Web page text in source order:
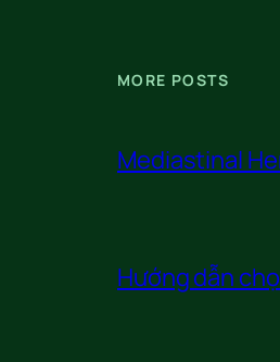
MORE POSTS
Mediastinal
Hướng dẫn